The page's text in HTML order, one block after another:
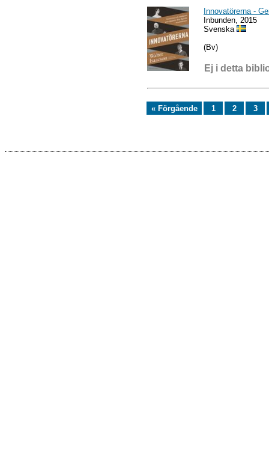
Innovatörerna -
Inbunden, 2015
Svenska
(Bv)
Ej i detta
« Förgående 1 2 3